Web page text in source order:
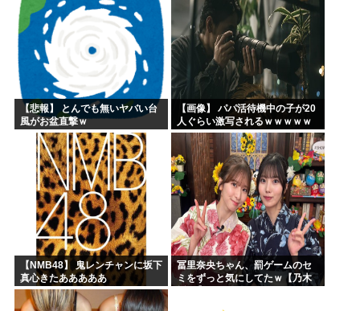
【悲報】 とんでも無いヤバい台
風がお盆直撃ｗ
【画像】 パパ活待機中の子が20
人ぐらい激写されるｗｗｗｗｗ
ｗｗｗｗｗｗ
【NMB48】 鬼レンチャンに坂下
真心きたあああああ
冨里奈央ちゃん、罰ゲームのセ
ミをずっと気にしてたｗ【乃木